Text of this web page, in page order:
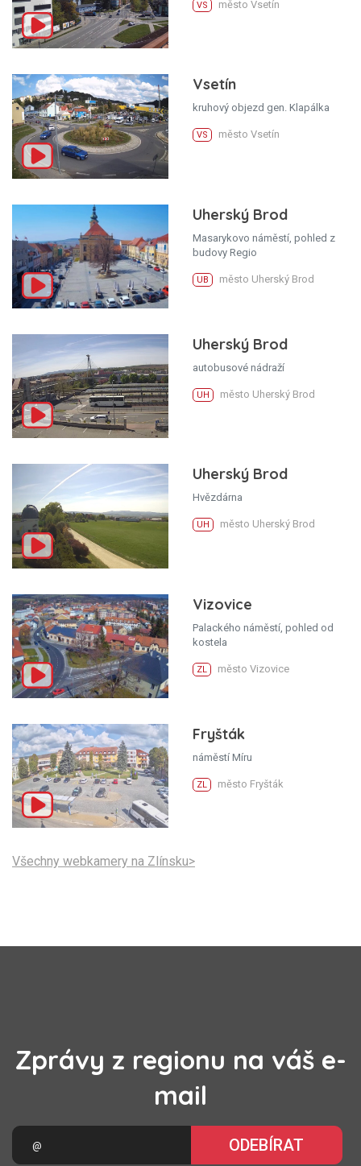
VS město Vsetín
Vsetín
kruhový objezd gen. Klapálka
VS město Vsetín
Uherský Brod
Masarykovo náměstí, pohled z
budovy Regio
UB město Uherský Brod
Uherský Brod
autobusové nádraží
UH město Uherský Brod
Uherský Brod
Hvězdárna
UH město Uherský Brod
Vizovice
Palackého náměstí, pohled od
kostela
ZL město Vizovice
Fryšták
náměstí Míru
ZL město Fryšták
Všechny webkamery na Zlínsku>
Zprávy z regionu na váš e-
mail
ODEBÍRAT